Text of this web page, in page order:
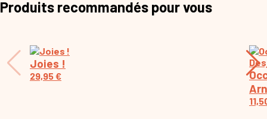
Produits recommandés pour vous
Joies !
29,95€